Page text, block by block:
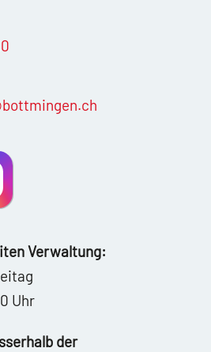
b ttm ng n ch
Verwaltung:
Uhr
der